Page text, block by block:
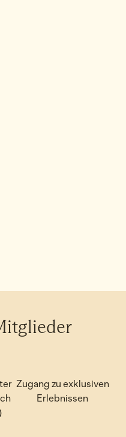
Zugang zu exklusiven
Erlebnissen